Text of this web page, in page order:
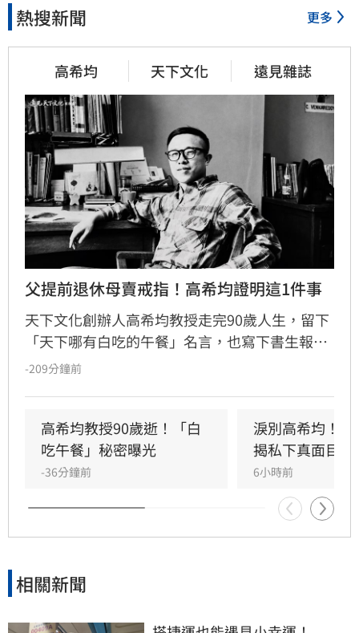
熱搜新聞 更多
高希均 天下文化 遠見雜誌
父提前退休母賣戒指！高希均證明這1件事
天下文化創辦人高希均教授走完90歲人生，留下
「天下哪有白吃的午餐」名言，也寫下書生報國
傳奇。13歲躲戰亂來台，一家七口擠在南港三坪
票」留學，改變一生。
-209分鐘前
高希均教授90歲逝！「白
吃午餐」秘密曝光
-36分鐘前
淚別高希均！
揭私下真面目
6小時前
相關新聞